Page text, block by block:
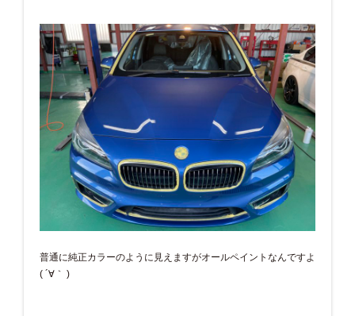
普通に純正カラーのように見えますがオールペイントなんですよ
( ´∀｀ )